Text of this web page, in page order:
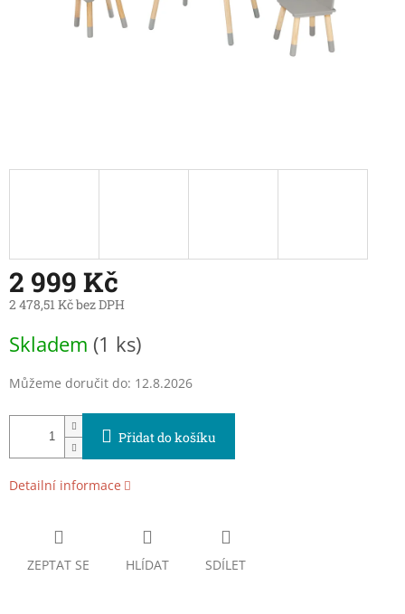
2 999 Kč
2 478,51 Kč bez DPH
cena:
Skladem (1 ks)
Můžeme doručit do: 12.8.2026
Přidat do košíku
Detailní informace
ZEPTAT SE HLÍDAT SDÍLET